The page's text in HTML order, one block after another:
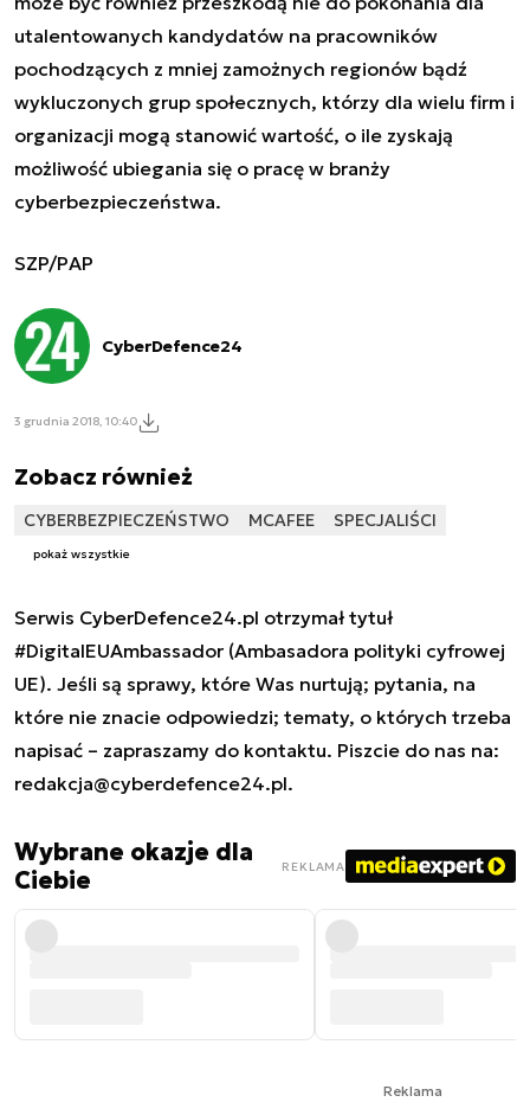
utalentowanych kandydatów na pracowników
pochodzących z mniej zamożnych regionów bądź
wykluczonych grup społecznych, którzy dla wielu firm i
organizacji mogą stanowić wartość, o ile zyskają
możliwość ubiegania się o pracę w branży
cyberbezpieczeństwa.
SZP/PAP
CyberDefence24
3 grudnia 2018, 10:40
Zobacz również
CYBERBEZPIECZEŃSTWO MCAFEE SPECJALIŚCI
pokaż wszystkie
Serwis CyberDefence24.pl otrzymał tytuł
#DigitalEUAmbassador (Ambasadora polityki cyfrowej
UE). Jeśli są sprawy, które Was nurtują; pytania, na
które nie znacie odpowiedzi; tematy, o których trzeba
napisać – zapraszamy do kontaktu. Piszcie do nas na:
redakcja@cyberdefence24.pl.
Wybrane okazje dla
Ciebie
REKLAMA
Reklama